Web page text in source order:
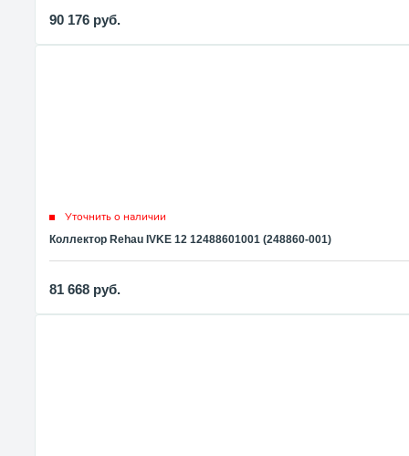
90 176 руб.
Уточнить о наличии
Коллектор Rehau IVKE 12 12488601001 (248860-001)
81 668 руб.